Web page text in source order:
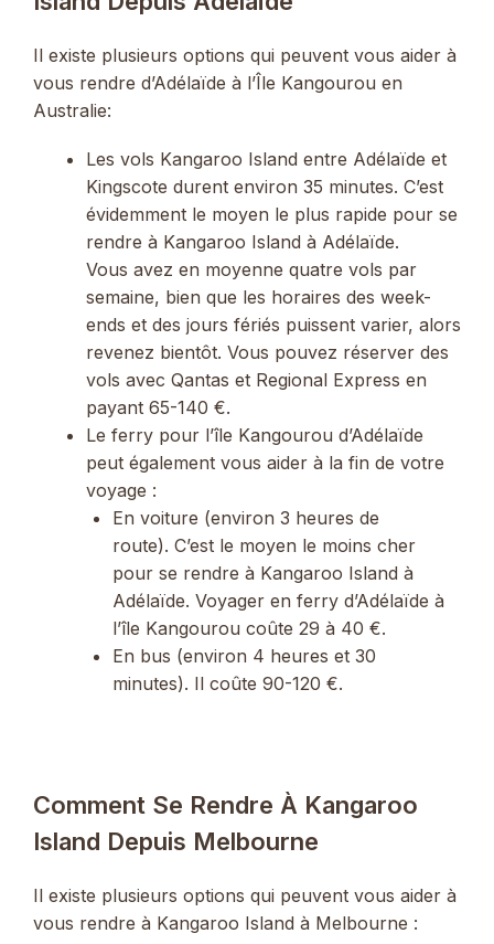
Il existe plusieurs options qui peuvent vous aider à
vous rendre d’Adélaïde à l’Île Kangourou en
Australie:
Les vols Kangaroo Island entre Adélaïde et
Kingscote durent environ 35 minutes. C’est
évidemment le moyen le plus rapide pour se
rendre à Kangaroo Island à Adélaïde.
Vous avez en moyenne quatre vols par
semaine, bien que les horaires des week-
ends et des jours fériés puissent varier, alors
revenez bientôt. Vous pouvez réserver des
vols avec Qantas et Regional Express en
payant 65-140 €.
Le ferry pour l’île Kangourou d’Adélaïde
peut également vous aider à la fin de votre
voyage :
En voiture (environ 3 heures de
route). C’est le moyen le moins cher
pour se rendre à Kangaroo Island à
Adélaïde. Voyager en ferry d’Adélaïde à
l’île Kangourou coûte 29 à 40 €.
En bus (environ 4 heures et 30
minutes). Il coûte 90-120 €.
Comment Se Rendre À Kangaroo
Island Depuis Melbourne
Il existe plusieurs options qui peuvent vous aider à
vous rendre à Kangaroo Island à Melbourne :